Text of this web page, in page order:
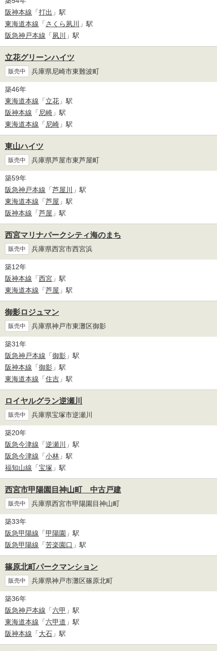
阪神本線 「打出 」駅
東海道本線 「さくら夙川
」駅
阪急神戸本線 「夙川 」駅
立花グリーンハイツ
販売中 兵庫県尼崎市東難波町
築46年
東海道本線 「立花 」駅
阪神本線 「 尼崎 」駅
東海道本線 「 尼崎 」駅
東山ハイツ
販売中 兵庫県芦屋市東芦屋町
築59年
阪急神戸本線 「芦屋川
」駅
東海道本線 「芦屋 」駅
阪神本線 「芦屋 」駅
西宮マリナパークシティ海のまち
販売中 兵庫県西宮市西宮浜
築12年
阪神本線 「西宮 」駅
東海道本線 「芦屋 」駅
御影ロジュマン
販売中 兵庫県神戸市東灘区御影
築31年
阪急神戸本線 「御影 」駅
阪神本線 「御影 」駅
東海道本線 「住吉 」駅
ロイヤルグラン逆瀬川
販売中 兵庫県宝塚市逆瀬川
築20年
阪急今津線 「逆瀬川
」駅
阪急今津線 「小林 」駅
福知山線 「宝塚 」駅
西宮市甲陽園目神山町 中古戸建
販売中 兵庫県西宮市甲陽園目神山町
築33年
阪急甲陽線 「甲陽園 」駅
阪急甲陽線 「苦楽園口 」駅
篠原北町パークマンション
販売中 兵庫県神戸市灘区篠原北町
築36年
阪急神戸本線 「六甲 」駅
東海道本線 「六甲道 」駅
阪神本線 「大石 」駅